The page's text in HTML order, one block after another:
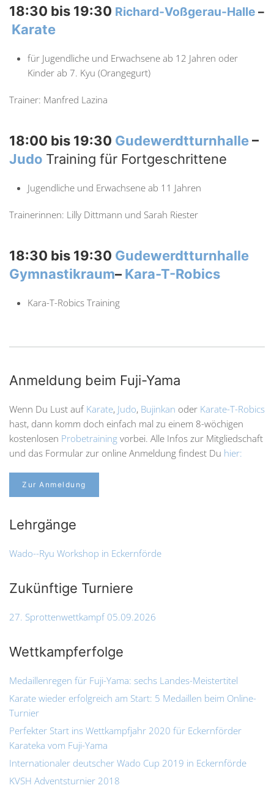
18:30 bis 19:30 Richard-Voßgerau-Halle –
Karate
für Jugendliche und Erwachsene ab 12 Jahren oder
Kinder ab 7. Kyu (Orangegurt)
Trainer: Manfred Lazina
18:00 bis 19:30 Gudewerdtturnhalle–
Judo Training für Fortgeschrittene
Jugendliche und Erwachsene ab 11 Jahren
Trainerinnen: Lilly Dittmann und Sarah Riester
18:30 bis 19:30 Gudewerdtturnhalle
Gymnastikraum– Kara-T-Robics
Kara-T-Robics Training
Anmeldung beim Fuji-Yama
Wenn Du Lust auf Karate, Judo, Bujinkan oder Karate-T-Robics
hast, dann komm doch einfach mal zu einem 8-wöchigen
kostenlosen Probetraining vorbei. Alle Infos zur Mitgliedschaft
und das Formular zur online Anmeldung findest Du hier:
Zur Anmeldung
Lehrgänge
Wado--Ryu Workshop in Eckernförde
Zukünftige Turniere
27. Sprottenwettkampf 05.09.2026
Wettkampferfolge
Medaillenregen für Fuji-Yama: sechs Landes-Meistertitel
Karate wieder erfolgreich am Start: 5 Medaillen beim Online-
Turnier
Perfekter Start ins Wettkampfjahr 2020 für Eckernförder
Karateka vom Fuji-Yama
Internationaler deutscher Wado Cup 2019 in Eckernförde
KVSH Adventsturnier 2018